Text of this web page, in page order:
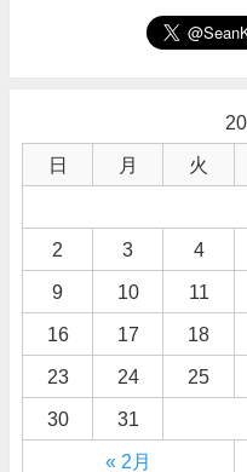
日 月 火
« 2月
2 3 4
9 10 11
16 17 18
23 24 25
30 31